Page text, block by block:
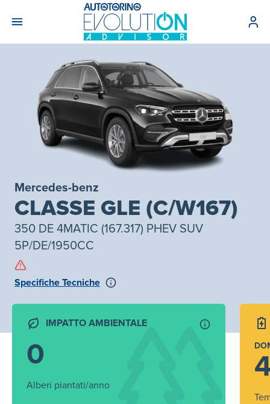
Mercedes-benz
CLASSE GLE (C/W167)
350 DE 4MATIC (167.317) PHEV SUV
5P/DE/1950CC
Specifiche Tecniche
IMPATTO AMBIENTALE
0
Alberi piantati/anno